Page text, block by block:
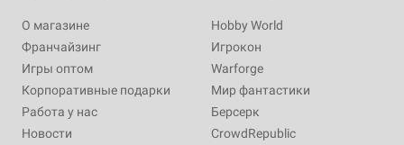
О магазине
Франчайзинг
Игры оптом
Корпоративные подарки
Работа у нас
Новости
Hobby World
Игрокон
Warforge
Мир фантастики
Берсерк
CrowdRepublic